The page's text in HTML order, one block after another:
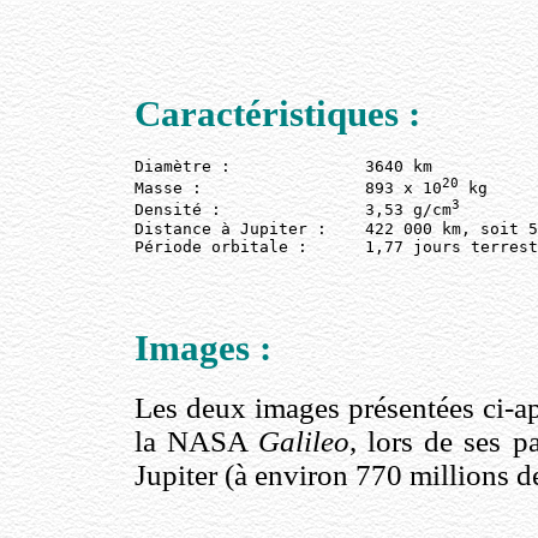
Caractéristiques :
Diamètre :              3640 km
Masse :                 893 x 1020
kg
Densité :               3,53 g/cm
Distance à Jupiter :    422 000 km, soit
Période orbitale :      1,77 jours
Images :
Les deux images présentées ci-
la NASA Galileo, lors de ses
Jupiter (à environ 770 millions